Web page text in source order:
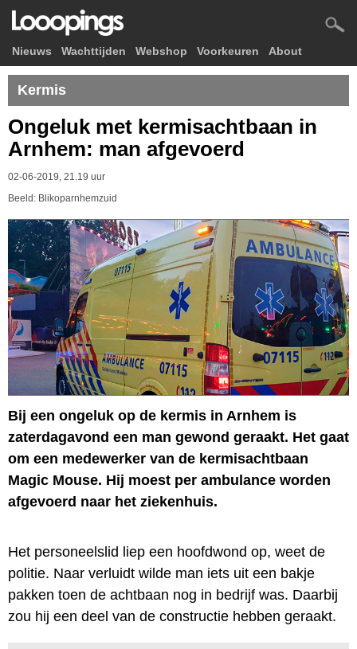
Nieuws Wachttijden Webshop Voorkeuren About
Kermis
Ongeluk met kermisachtbaan in
Arnhem: man afgevoerd
02-06-2019, 21.19 uur
Beeld: Blikoparnhemzuid
Bij een ongeluk op de kermis in Arnhem is
zaterdagavond een man gewond geraakt. Het gaat
om een medewerker van de kermisachtbaan
Magic Mouse. Hij moest per ambulance worden
afgevoerd naar het ziekenhuis.
Het personeelslid liep een hoofdwond op, weet de
politie. Naar verluidt wilde man iets uit een bakje
pakken toen de achtbaan nog in bedrijf was. Daarbij
zou hij een deel van de constructie hebben geraakt.